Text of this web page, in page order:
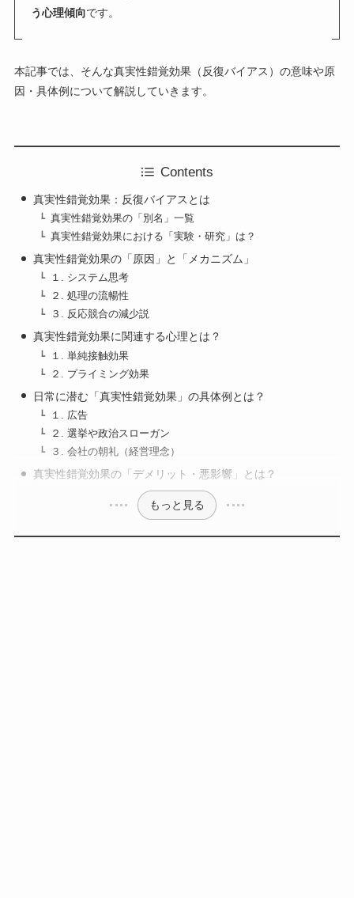
う心理傾向です。
本記事では、そんな真実性錯覚効果（反復バイアス）の意味や原
因・具体例について解説していきます。
Contents
真実性錯覚効果：反復バイアスとは
真実性錯覚効果の「別名」一覧
真実性錯覚効果における「実験・研究」は？
真実性錯覚効果の「原因」と「メカニズム」
１. システム思考
２. 処理の流暢性
３. 反応競合の減少説
真実性錯覚効果に関連する心理とは？
１. 単純接触効果
２. プライミング効果
日常に潜む「真実性錯覚効果」の具体例とは？
１. 広告
２. 選挙や政治スローガン
３. 会社の朝礼（経営理念）
真実性錯覚効果の「デメリット・悪影響」とは？
もっと見る